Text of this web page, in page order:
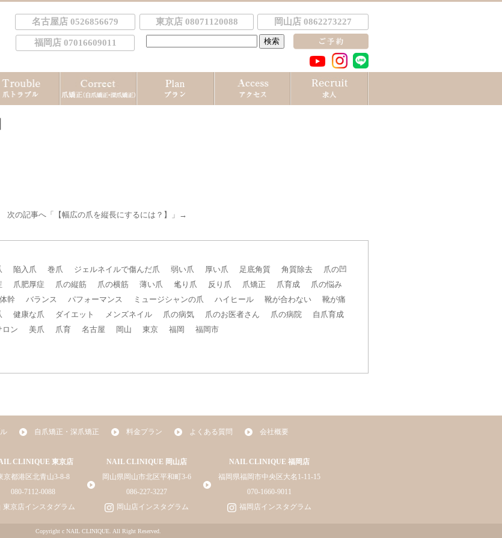
名古屋店 0526856679 東京店 08071120088 岡山店 0862273227
福岡店 07016609011
の記事へ「 【幅広の爪を縦長にするには？】 」→
陥入爪 巻爪 ジェルネイルで傷んだ爪 弱い爪 厚い爪 足底角質 角質除去
爪の凹
爪肥厚症 爪の縦筋 爪の横筋 薄い爪 毟り爪 反り爪 爪矯正 爪育成
爪の悩み
体幹 バランス パフォーマンス ミュージシャンの爪 ハイヒール 靴が合わない
靴が痛
健康な爪 ダイエット メンズネイル 爪の病気 爪のお医者さん 爪の病院
自爪育成
ロン 美爪 爪育 名古屋 岡山 東京 福岡
福岡市
自爪矯正・深爪矯正 料金プラン よくある質問
会社概要
CLINIQUE 東京店
京都港区北青山3-8-8
080-7112-0088
東京店インスタグラム
NAIL CLINIQUE 岡山店
岡山県岡山市北区平和町3-6
086-227-3227
岡山店インスタグラム
NAIL CLINIQUE 福岡店
福岡県福岡市中央区大名1-11-15
070-1660-9011
福岡店インスタグラム
Copyright c NAIL CLINIQUE. All Right Reserved.